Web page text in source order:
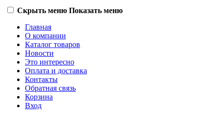
Скрыть меню Показать меню
Главная
О компании
Каталог товаров
Новости
Это интересно
Оплата и доставка
Контакты
Обратная связь
Корзина
Вход